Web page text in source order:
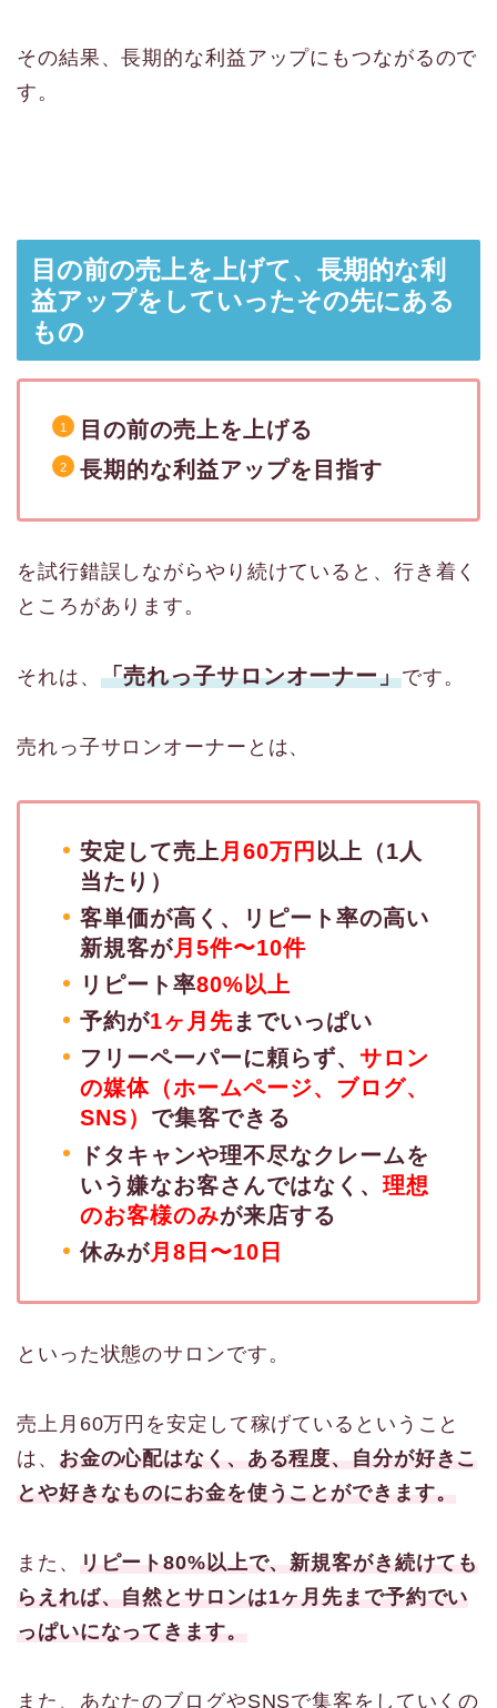
その結果、長期的な利益アップにもつながるので
す。
目の前の売上を上げて、長期的な利
益アップをしていったその先にある
もの
目の前の売上を上げる
長期的な利益アップを目指す
を試行錯誤しながらやり続けていると、行き着く
ところがあります。
それは、 「売れっ子サロンオーナー」です。
売れっ子サロンオーナーとは、
安定して売上 月60万円 以上（1人
当たり）
客単価が高く、リピート率の高い
新規客が月5件〜10件
リピート率80%以上
予約が1ヶ月先までいっぱい
フリーペーパーに頼らず、 サロン
の媒体（ホームページ、ブログ、
SNS） で集客できる
ドタキャンや理不尽なクレームを
いう嫌なお客さんではなく、 理想
のお客様のみが来店する
休みが月8日〜10日
といった状態のサロンです。
売上月60万円を安定して稼げているということ
は、 お金の心配はなく、ある程度、自分が好きこ
とや好きなものにお金を使うことができます。
また、
リピート80%以上で、新規客がき続けても
らえれば、自然とサロンは1ヶ月先まで予約でい
っぱいになってきます。
また、あなたのブログやSNSで集客をしていくの